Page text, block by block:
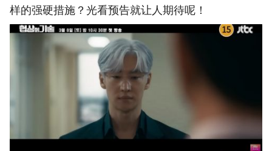
样的强硬措施？光看预告就让人期待呢！